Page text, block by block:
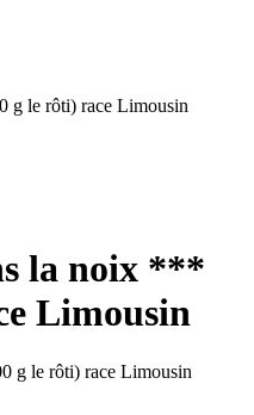
g le rôti) race Limousin
la noix ***
Limousin